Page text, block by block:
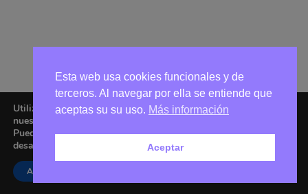
Utilizamos cookies para ofrecerte la mejor experiencia en
nuestra web.
Puedes aprender más sobre qué cookies utilizamos o
desactivarlas en los
Aceptar
Esta web usa cookies funcionales y de
terceros. Al navegar por ella se entiende que
aceptas su su uso. Más información
Aceptar